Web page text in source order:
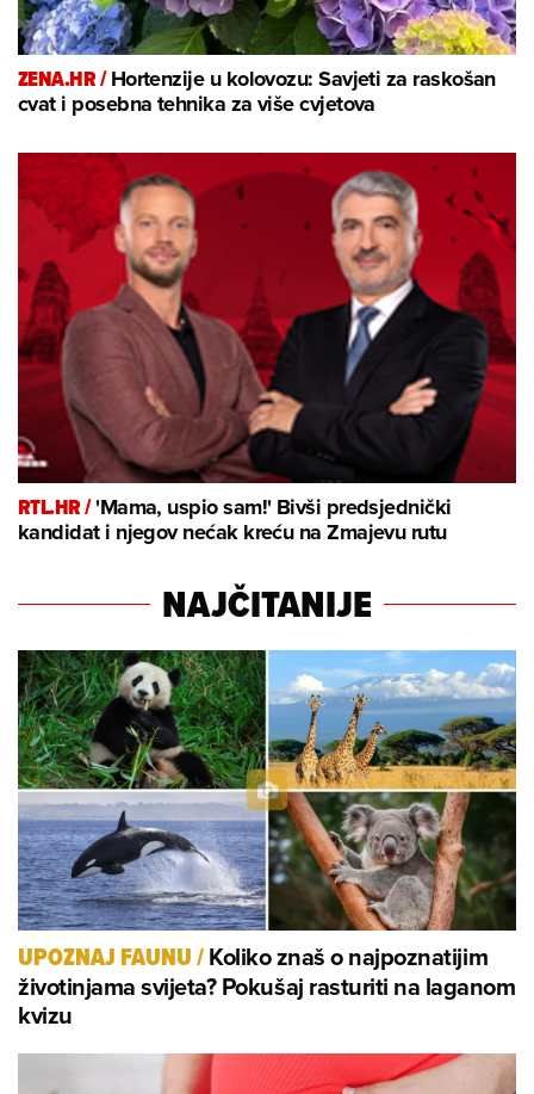
ZENA.HR /Hortenzije u kolovozu: Savjeti za raskošan
cvat i posebna tehnika za više cvjetova
RTL.HR /'Mama, uspio sam!' Bivši predsjednički
kandidat i njegov nećak kreću na Zmajevu rutu
NAJČITANIJE
UPOZNAJ FAUNU/Koliko znaš o najpoznatijim
životinjama svijeta? Pokušaj rasturiti na laganom
kvizu